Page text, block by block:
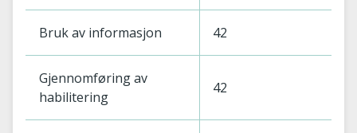
Bruk av informasjon 42
Gjennomføring av
habilitering
42